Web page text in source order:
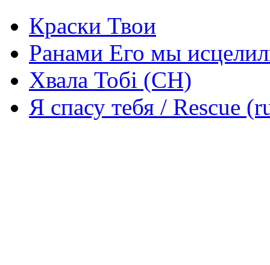
Краски Твои
Ранами Его мы
Хвала Тобі (СН)
Я спасу тебя / Rescue